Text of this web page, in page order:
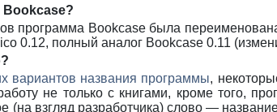
программа Bookcase была
0.12, полный аналог Bookcase 0.11
вариантов названия программы,
не только с книгами, кроме того,
(на взгляд разработчика) слово —